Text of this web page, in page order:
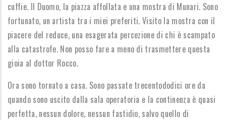
cuffie. Il Duomo, la piazza affollata e una mostra di Munari. Sono
fortunato, un artista tra i miei preferiti. Visito la mostra con il
piacere del reduce, una esagerata percezione di chi è scampato
alla catastrofe. Non posso fare a meno di trasmettere questa
gioia al dottor Rocco.
Ora sono tornato a casa. Sono passate trecentododici ore da
quando sono uscito dalla sala operatoria e la continenza è quasi
perfetta, nessun dolore, nessun fastidio, salvo quello di